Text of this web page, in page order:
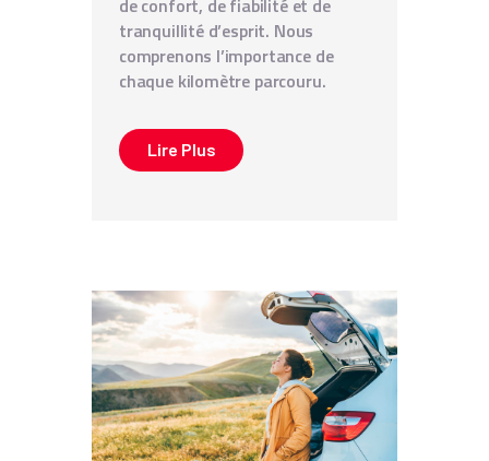
tranquillité d’esprit. Nous
comprenons l’importance de
chaque kilomètre parcouru.
Lire Plus